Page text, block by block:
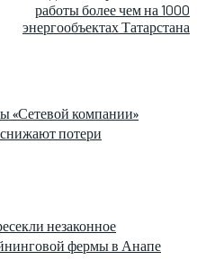
работы более чем на 1000
энергообъектах Татарстана
«Сетевой компании»
потери
незаконное
фермы в Анапе